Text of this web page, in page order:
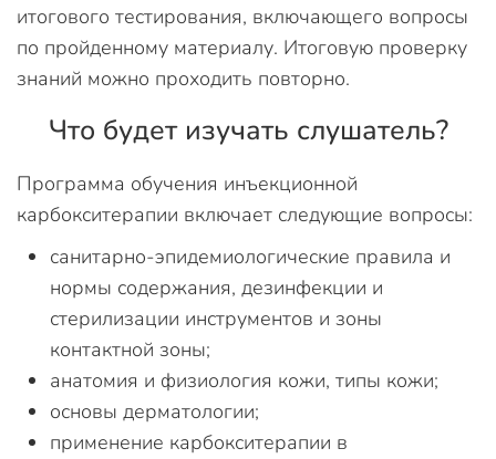
итогового тестирования, включающего вопросы
по пройденному материалу. Итоговую проверку
знаний можно проходить повторно.
Что будет изучать слушатель?
Программа обучения инъекционной
карбокситерапии включает следующие вопросы:
санитарно-эпидемиологические правила и
нормы содержания, дезинфекции и
стерилизации инструментов и зоны
контактной зоны;
анатомия и физиология кожи, типы кожи;
основы дерматологии;
применение карбокситерапии в